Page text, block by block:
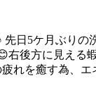
先日5ケ月ぶりの
右後方に見える
れを癒す為、エ